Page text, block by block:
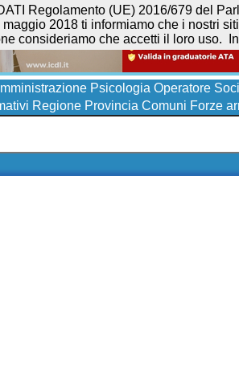
Psicologia Operatore
Regione Provincia Comuni Forze
Regolamento (UE) 2016/679 del
2018 ti informiamo che i nostri
consideriamo che accetti il loro uso.